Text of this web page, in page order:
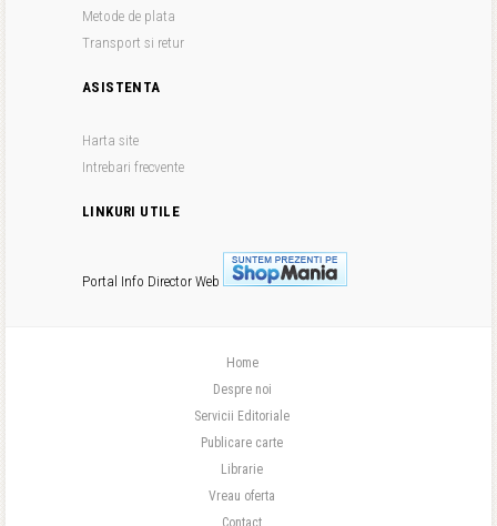
Metode de plata
Transport si retur
ASISTENTA
Harta site
Intrebari frecvente
LINKURI UTILE
Portal Info Director Web
Home
Despre noi
Servicii Editoriale
Publicare carte
Librarie
Vreau oferta